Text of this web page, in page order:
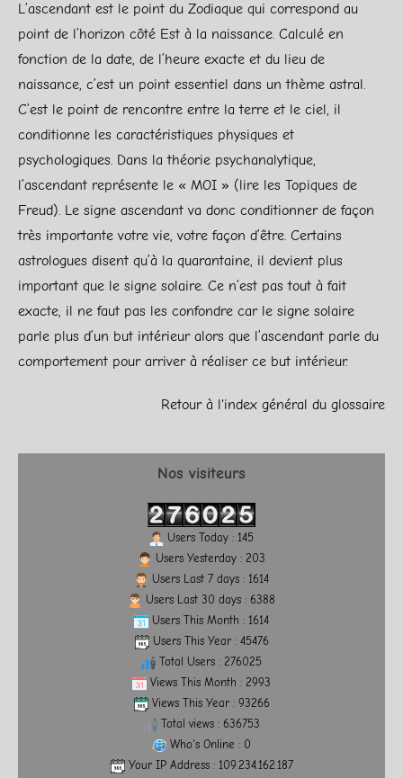
L’ascendant est le point du Zodiaque qui correspond au
point de l’horizon côté Est à la naissance. Calculé en
fonction de la date, de l’heure exacte et du lieu de
naissance, c’est un point essentiel dans un thème astral.
C’est le point de rencontre entre la terre et le ciel, il
conditionne les caractéristiques physiques et
psychologiques. Dans la théorie psychanalytique,
l’ascendant représente le « MOI » (lire les Topiques de
Freud). Le signe ascendant va donc conditionner de façon
très importante votre vie, votre façon d’être. Certains
astrologues disent qu’à la quarantaine, il devient plus
important que le signe solaire. Ce n’est pas tout à fait
exacte, il ne faut pas les confondre car le signe solaire
parle plus d’un but intérieur alors que l’ascendant parle du
comportement pour arriver à réaliser ce but intérieur.
Retour à l'index général du glossaire
Nos visiteurs
Users Today : 145
Users Yesterday : 203
Users Last 7 days : 1614
Users Last 30 days : 6388
Users This Month : 1614
Users This Year : 45476
Total Users : 276025
Views This Month : 2993
Views This Year : 93266
Total views : 636753
Who's Online : 0
Your IP Address : 109.234.162.187